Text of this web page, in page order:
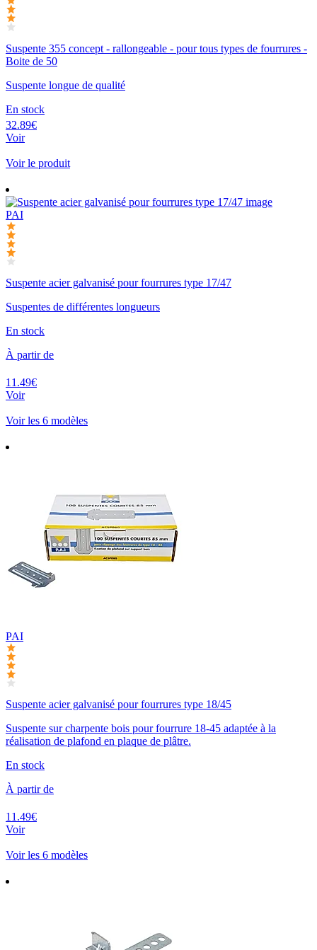
Suspente 355 concept - rallongeable - pour tous types de fourrures -
Boite de 50
Suspente longue de qualité
En stock
32.89€
Voir
Voir le produit
PAI
Suspente acier galvanisé pour fourrures type 17/47
Suspentes de différentes longueurs
En stock
À partir de
11.49€
Voir
Voir les 6 modèles
PAI
Suspente acier galvanisé pour fourrures type 18/45
Suspente sur charpente bois pour fourrure 18-45 adaptée à la
réalisation de plafond en plaque de plâtre.
En stock
À partir de
11.49€
Voir
Voir les 6 modèles